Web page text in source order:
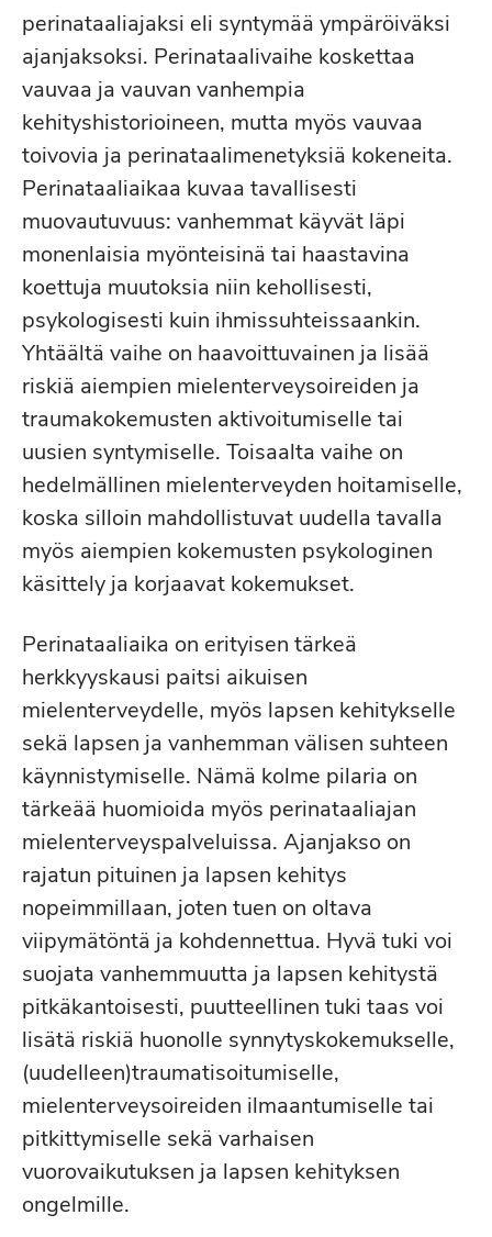
perinataaliajaksi eli syntymää ympäröiväksi
ajanjaksoksi. Perinataalivaihe koskettaa
vauvaa ja vauvan vanhempia
kehityshistorioineen, mutta myös vauvaa
toivovia ja perinataalimenetyksiä kokeneita.
Perinataaliaikaa kuvaa tavallisesti
muovautuvuus: vanhemmat käyvät läpi
monenlaisia myönteisinä tai haastavina
koettuja muutoksia niin kehollisesti,
psykologisesti kuin ihmissuhteissaankin.
Yhtäältä vaihe on haavoittuvainen ja lisää
riskiä aiempien mielenterveysoireiden ja
traumakokemusten aktivoitumiselle tai
uusien syntymiselle. Toisaalta vaihe on
hedelmällinen mielenterveyden hoitamiselle,
koska silloin mahdollistuvat uudella tavalla
myös aiempien kokemusten psykologinen
käsittely ja korjaavat kokemukset.
Perinataaliaika on erityisen tärkeä
herkkyyskausi paitsi aikuisen
mielenterveydelle, myös lapsen kehitykselle
sekä lapsen ja vanhemman välisen suhteen
käynnistymiselle. Nämä kolme pilaria on
tärkeää huomioida myös perinataaliajan
mielenterveyspalveluissa. Ajanjakso on
rajatun pituinen ja lapsen kehitys
nopeimmillaan, joten tuen on oltava
viipymätöntä ja kohdennettua. Hyvä tuki voi
suojata vanhemmuutta ja lapsen kehitystä
pitkäkantoisesti, puutteellinen tuki taas voi
lisätä riskiä huonolle synnytyskokemukselle,
(uudelleen)traumatisoitumiselle,
mielenterveysoireiden ilmaantumiselle tai
pitkittymiselle sekä varhaisen
vuorovaikutuksen ja lapsen kehityksen
ongelmille.